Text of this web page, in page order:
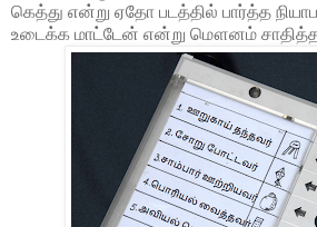
கெத்து என்று ஏதோ படத்தில் பார்த்த
உடைக்க மாட்டேன் என்று மௌனம்